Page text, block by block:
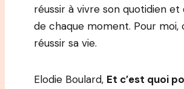
réussir à vivre son quotidien
de chaque moment. Pour moi,
réussir sa vie.
Elodie Boulard, Et c’est quoi